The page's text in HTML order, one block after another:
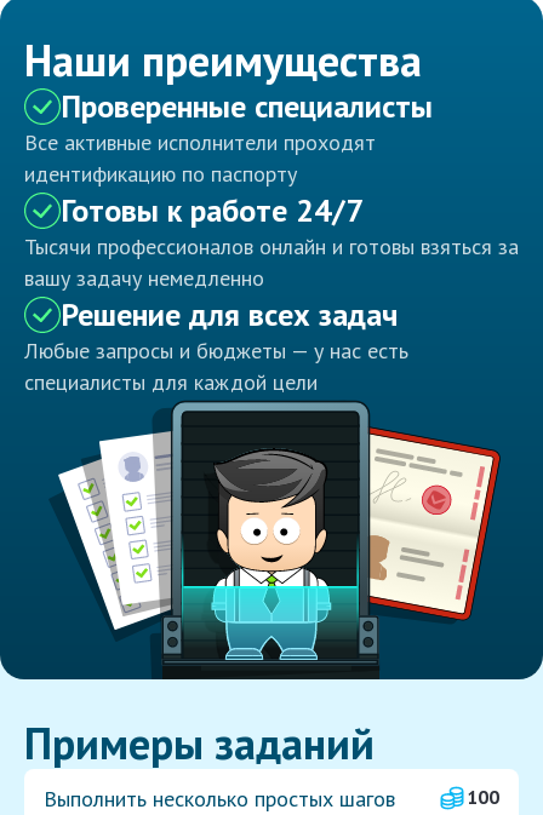
Наши преимущества
Проверенные специалисты
Все активные исполнители проходят
идентификацию по паспорту
Готовы к работе 24/7
Тысячи профессионалов онлайн и готовы взяться за
вашу задачу немедленно
Решение для всех задач
Любые запросы и бюджеты — у нас есть
специалисты для каждой цели
Примеры заданий
Выполнить несколько простых шагов
100